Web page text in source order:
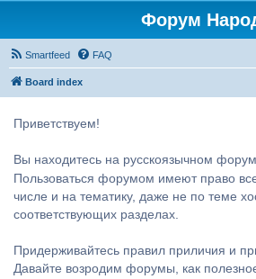
Форум
Smartfeed FAQ
Board index
Приветствуем!
Вы находитесь на русскоязычном
Пользоваться форумом имеют право
числе и на тематику, даже не по теме
соответствующих разделах.
Придерживайтесь правил приличия и
Давайте возродим форумы, как